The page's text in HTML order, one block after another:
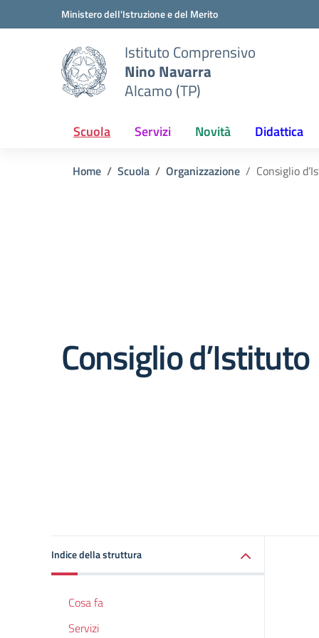
Vai ai contenuti
Vai al menu di navigazioneMinistero dell'Istruzione e del Merito
Istituto Comprensivo
Nino Navarra
Alcamo (TP)
Scuola Servizi Novità Didattica
Home Scuola Organizzazione Consiglio
Consiglio d’Istituto
Indice della struttura
Cosa fa
Servizi